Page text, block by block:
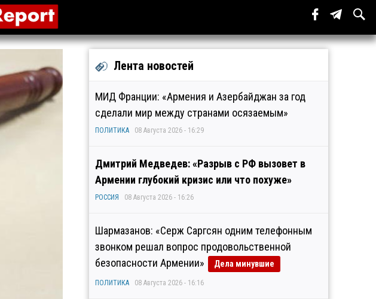
Лента новостей
МИД Франции: «Армения и Азербайджан за год
сделали мир между странами осязаемым»
ПОЛИТИКА 08 Августа 2026 - 16:29
Дмитрий Медведев: «Разрыв с РФ вызовет в
Армении глубокий кризис или что похуже»
РОССИЯ 08 Августа 2026 - 16:26
Шармазанов: «Серж Саргсян одним телефонным
звонком решал вопрос продовольственной
безопасности Армении»
Дела минувшие
ПОЛИТИКА 08 Августа 2026 - 16:16